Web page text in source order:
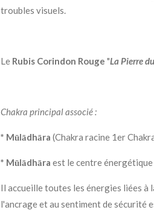
troubles visuels.
Le Rubis Corindon Rouge "La Pierre
Chakra principal associé :
* Mūlādhāra (Chakra racine 1er
* Mūlādhāra est le centre énergétique
Il accueille toutes les énergies liées à
l'ancrage et au sentiment de sécurité